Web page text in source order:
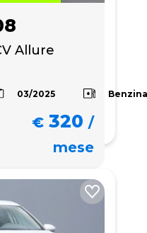
Allure
03/2025
€ 320 /
mese